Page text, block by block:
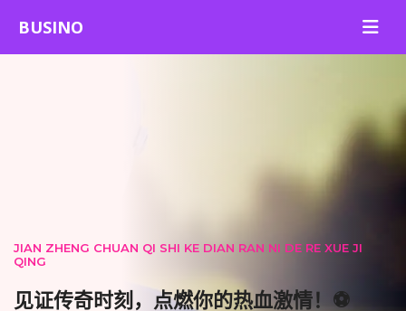
JIAN ZHENG CHUAN QI SHI KE DIAN RAN NI DE RE XUE JI
QING
见证传奇时刻，点燃你的热血激情！⚽